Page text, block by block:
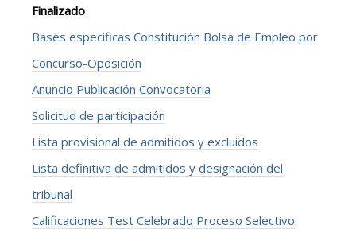
Finalizado
Bases específicas Constitución Bolsa de Empleo por
Concurso-Oposición
Anuncio Publicación Convocatoria
Solicitud de participación
Lista provisional de admitidos y excluidos
Lista definitiva de admitidos y designación del
tribunal
Calificaciones Test Celebrado Proceso Selectivo